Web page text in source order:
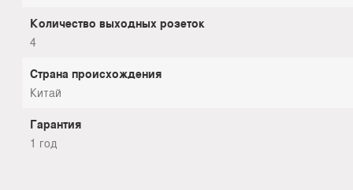
Количество выходных розеток
4
Страна происхождения
Китай
Гарантия
1 год